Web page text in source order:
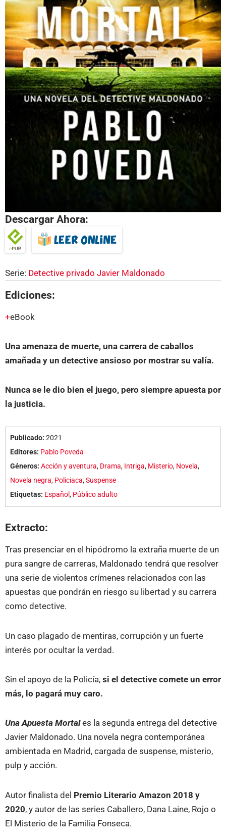
Descargar Ahora:
Serie: Detective privado Javier Maldonado
Ediciones:
eBook
Una amenaza de muerte, una carrera de caballos
amañada y un detective ansioso por mostrar su valía.
Nunca se le dio bien el juego, pero siempre apuesta por
la justicia.
Publicado: 2021
Editores: Pablo Poveda
Géneros: Acción y aventura, Drama, Intriga, Misterio, Novela,
Novela negra, Policiaca,Suspense
Etiquetas: Español, Público adulto
Extracto:
Tras presenciar en el hipódromo la extraña muerte de un
pura sangre de carreras, Maldonado tendrá que resolver
una serie de violentos crímenes relacionados con las
apuestas que pondrán en riesgo su libertad y su carrera
como detective.
Un caso plagado de mentiras, corrupción y un fuerte
interés por ocultar la verdad.
Sin el apoyo de la Policía, si el detective comete un error
más, lo pagará muy caro.
Una Apuesta Mortales la segunda entrega del detective
Javier Maldonado. Una novela negra contemporánea
ambientada en Madrid, cargada de suspense, misterio,
pulp y acción.
Autor finalista del Premio Literario Amazon 2018 y
2020, y autor de las series Caballero, Dana Laine, Rojo o
El Misterio de la Familia Fonseca.